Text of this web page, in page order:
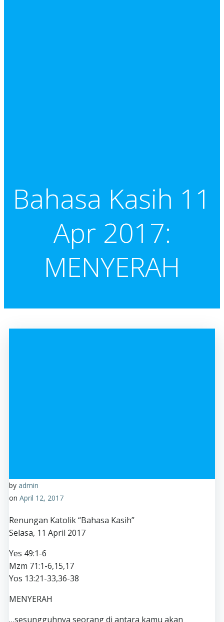
Bahasa Kasih 11
Apr 2017:
MENYERAH
by admin
on April 12, 2017
Renungan Katolik “Bahasa Kasih”
Selasa, 11 April 2017
Yes 49:1-6
Mzm 71:1-6,15,17
Yos 13:21-33,36-38
MENYERAH
…sesungguhnya seorang di antara kamu akan